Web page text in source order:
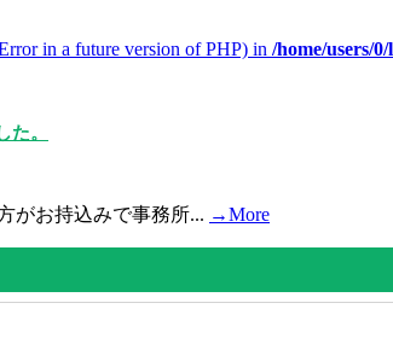
in a future version of PHP) in /home/users/
。
がお持込みで事務所... →More